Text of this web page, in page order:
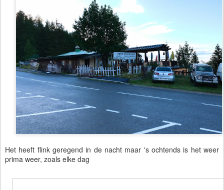
Het heeft flink geregend in de nacht maar 's ochtends is het weer
prima weer, zoals elke dag